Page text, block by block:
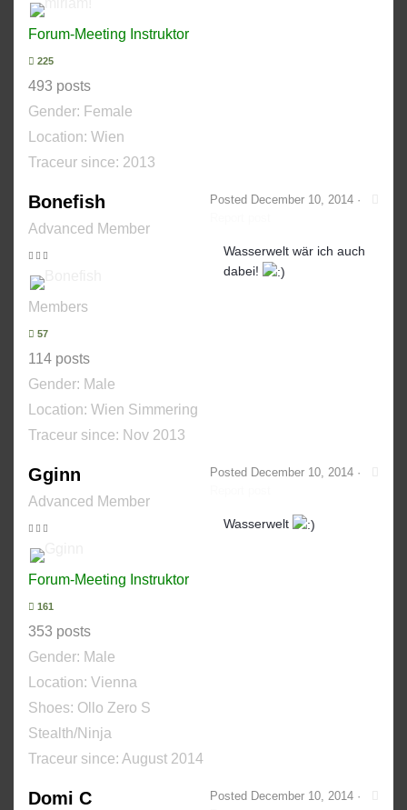
Forum-Meeting Instruktor
225
493 posts
Gender: Female
Location: Wien
Traceur since: 2013
Bonefish
Advanced Member
Members
57
114 posts
Gender: Male
Location: Wien Simmering
Traceur since: Nov 2013
Posted December 10, 2014 ·
Wasserwelt wär ich auch
dabei!
Gginn
Advanced Member
Forum-Meeting Instruktor
161
353 posts
Gender: Male
Location: Vienna
Shoes: Ollo Zero S
Stealth/Ninja
Traceur since: August 2014
Posted December 10, 2014 ·
Wasserwelt
Domi C Posted December 10, 2014 ·